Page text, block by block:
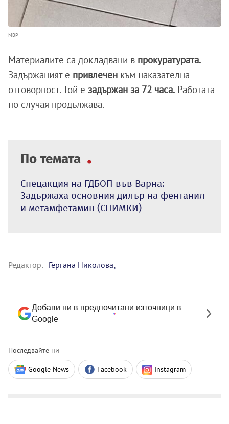
МВР
Материалите са докладвани в прокуратурата.
Задържаният е привлечен към наказателна
отговорност. Той е задържан за 72 часа. Работата
по случая продължава.
По темата
Спецакция на ГДБОП във Варна:
Задържаха основния дилър на фентанил
и метамфетамин (СНИМКИ)
Редактор: Гергана Николова;
Добави ни в предпочитани източници в
Google
Последвайте ни
Google News Facebook Instagram